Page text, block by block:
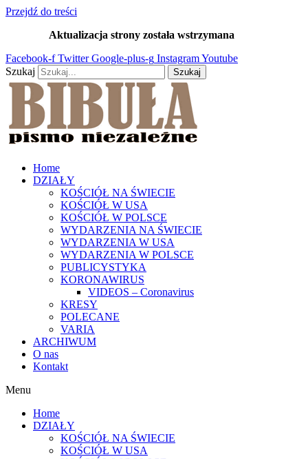
Przejdź do treści
Aktualizacja strony została wstrzymana
Facebook-f Twitter Google-plus-g InstagramYoutube
Szukaj
Szukaj
Home
DZIAŁY
KOŚCIÓŁ NA ŚWIECIE
KOŚCIÓŁ W USA
KOŚCIÓŁ W POLSCE
WYDARZENIA NA ŚWIECIE
WYDARZENIA W USA
WYDARZENIA W POLSCE
PUBLICYSTYKA
KORONAWIRUS
VIDEOS – Coronavirus
KRESY
POLECANE
VARIA
ARCHIWUM
O nas
Kontakt
Menu
Home
DZIAŁY
KOŚCIÓŁ NA ŚWIECIE
KOŚCIÓŁ W USA